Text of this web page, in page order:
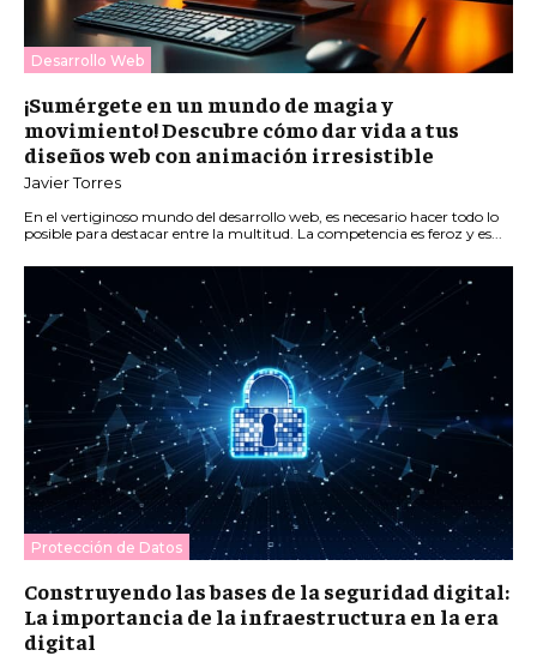
Desarrollo Web
¡Sumérgete en un mundo de magia y
movimiento! Descubre cómo dar vida a tus
diseños web con animación irresistible
Javier Torres
En el vertiginoso mundo del desarrollo web, es necesario hacer todo lo
posible para destacar entre la multitud. La competencia es feroz y es...
Protección de Datos
Construyendo las bases de la seguridad digital:
La importancia de la infraestructura en la era
digital